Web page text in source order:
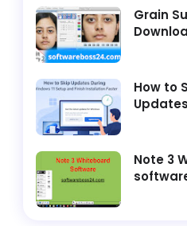
L3258/
L3268/
Service
Grain
How to
Note 3